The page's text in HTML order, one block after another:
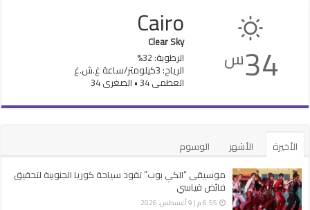
34س
Cairo
Clear Sky
الرطوبة: 32%
الرياح: 3كيلومتر/ساعة غ.ش.غ
العظمى 34 • الصغرى 34
الأخيرة الأشهر
الوسوم
موسيقى “الكي بوب” تقود سياحة كوريا الجنوبية لتحقيق
فائض قياسي
6:55 م | 9 أغسطس، 2026